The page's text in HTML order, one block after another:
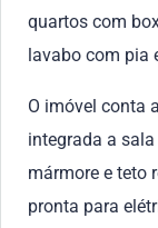
quartos com
lavabo com pia
O imóvel conta
integrada a
mármore e teto
pronta para